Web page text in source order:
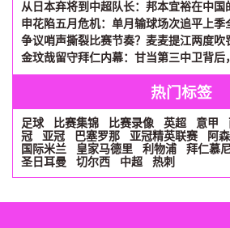
从日本弃将到中超队长：邦本宜裕在中国
申花陷五月危机：单月输球场次追平上
争议哨声撕裂比赛节奏？麦麦提江两度吹
热门标签
足球 比赛集锦 比赛录像 英超 意甲
冠
亚冠 巴塞罗那 亚冠精英联赛 阿
国际米兰
皇家马德里 利物浦 拜仁慕
圣日耳曼
切尔西 中超 热刺